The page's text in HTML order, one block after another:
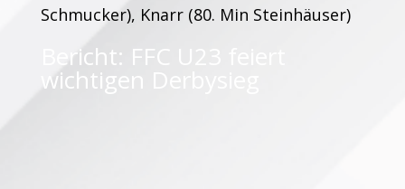
Schmucker), Knarr (80. Min Steinhäuser)
Bericht: FFC U23 feiert
wichtigen Derbysieg